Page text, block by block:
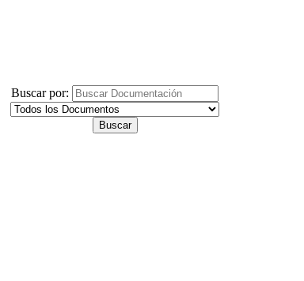
Buscar por: